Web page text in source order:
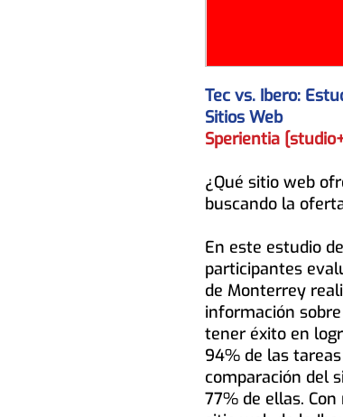
Tec vs. Ibero:
Sitios Web
Sperientia
¿Qué sitio web
buscando la
En este estudio
participantes
de Monterrey
información
tener éxito en
94% de las
comparación del
77% de ellas.